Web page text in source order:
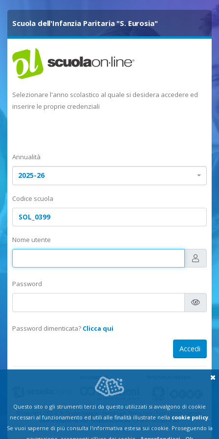
Scuola dell'Infanzia Paritaria "S. Eurosia"
Selezionare l'anno scolastico al quale si desidera accedere ed
inserire le proprie credenziali
Annualità
2025-26
Codice scuola
Nome utente
Password
Password dimenticata? Clicca qui
sviluppato da
www.scuolaonline.info- info@soluzione.eu- C.F. e P.I.: 00150470342
Privacy-Comunicazioni privacy-Cookie policy
Questo sito o gli strumenti terzi da questo utilizzati si avvalgono di cookie
necessari al funzionamento ed utili alle finalità illustrate nella cookie policy.
Se vuoi saperne di più consulta l'informativa estesa sui cookie. Proseguendo la